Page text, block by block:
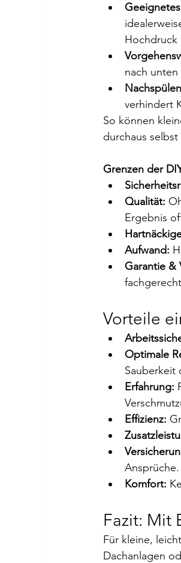
Hochdruck
nach
verhindert
So können
durchaus
Grenzen der
Qualität:
Ergebnis
Aufwand:
Garantie &
Vorteile
Optimale
Sauberkeit
Erfahrung:
Effizienz:
Ansprüche.
Komfort:
Fazit: Mit
Für kleine,
Dachanlagen